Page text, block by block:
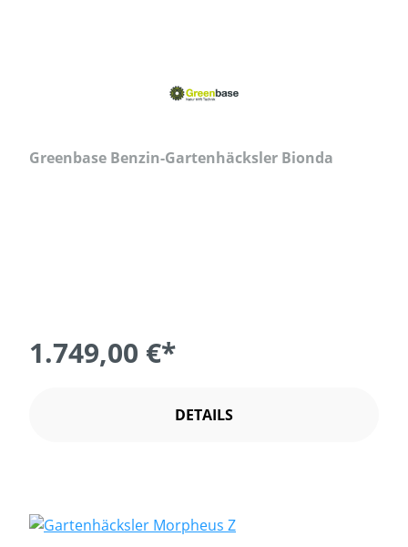
Greenbase Benzin-Gartenhäcksler Bionda
1.749,00 €*
DETAILS